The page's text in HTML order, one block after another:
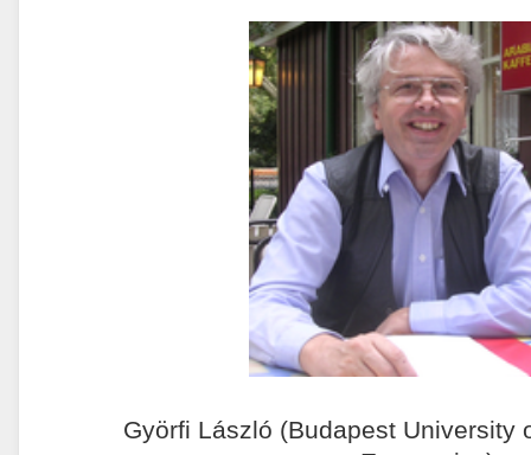
Györfi László (Budapest University